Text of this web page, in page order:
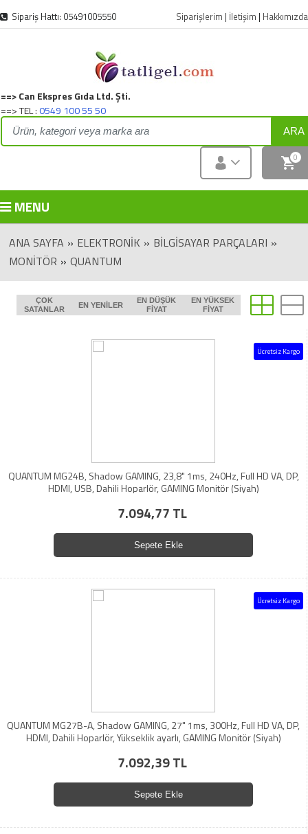
Sipariş Hattı: 05491005550 Siparişlerim | İletişim | Hakkımızda
Can Ekspres Gıda Ltd. Şti.
TEL :0549 100 55 50
ARA
0
MENU
ANA SAYFA » ELEKTRONIK » BİLGİSAYAR PARÇALARI »
MONITÖR » QUANTUM
ÇOK
SATANLAR
EN YENILER
EN DÜŞÜK
FIYAT
EN YÜKSEK
FIYAT
Ücretsiz Kargo
QUANTUM MG24B, Shadow GAMING, 23,8" 1ms, 240Hz, Full HD VA, DP,
HDMI, USB, Dahili Hoparlör, GAMING Monitör (Siyah)
7.094,77 TL
Sepete Ekle
Ücretsiz Kargo
QUANTUM MG27B-A, Shadow GAMING, 27" 1ms, 300Hz, Full HD VA, DP,
HDMI, Dahili Hoparlör, Yükseklik ayarlı, GAMING Monitör (Siyah)
7.092,39 TL
Sepete Ekle